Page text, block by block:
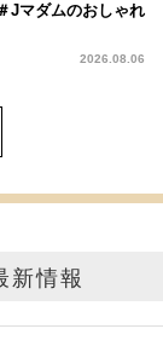
Jマダムのおしゃれ
2026.08.06
新情報